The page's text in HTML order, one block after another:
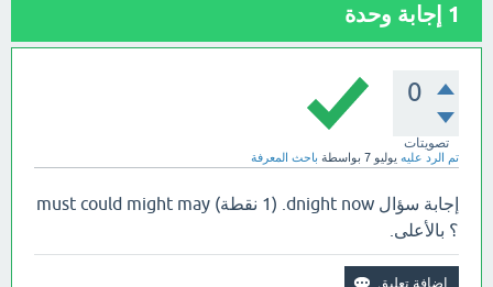
1 إجابة وحدة
0
تصويتات
تم الرد عليه يوليو 7 بواسطة باحث المعرفة
إجابة سؤال dnight now. (1 نقطة) must could might may
؟ بالأعلى.